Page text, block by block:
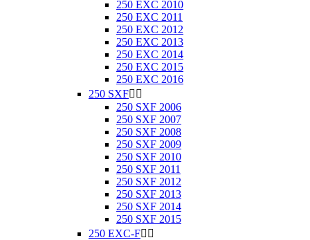
250 EXC 2010
250 EXC 2011
250 EXC 2012
250 EXC 2013
250 EXC 2014
250 EXC 2015
250 EXC 2016
250 SXF 
250 SXF 2006
250 SXF 2007
250 SXF 2008
250 SXF 2009
250 SXF 2010
250 SXF 2011
250 SXF 2012
250 SXF 2013
250 SXF 2014
250 SXF 2015
250 EXC-F 